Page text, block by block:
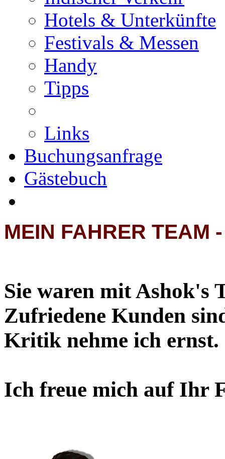
Hotels & Unterkünfte
Festivals & Messen
Handy
Tipps
Links
Buchungsanfrage
Gästebuch
MEIN FAHRER TEAM
Sie waren mit Ashok's
Zufriedene Kunden
Kritik nehme ich ernst.
Ich freue mich auf Ihr